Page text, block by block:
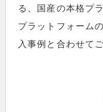
る、国産の本格プ
プラットフォーム
入事例と合わせて